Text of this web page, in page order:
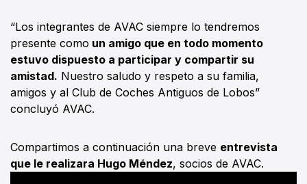
“Los integrantes de AVAC siempre lo tendremos
presente como un amigo que en todo momento
estuvo dispuesto a participar y compartir su
amistad. Nuestro saludo y respeto a su familia,
amigos y al Club de Coches Antiguos de Lobos”
concluyó AVAC.
Compartimos a continuación una breve entrevista
que le realizara Hugo Méndez, socios de AVAC.